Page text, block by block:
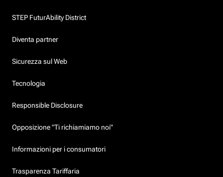
STEP FuturAbility District
Diventa partner
Sicurezza sul Web
Tecnologia
Responsible Disclosure
Opposizione "Ti richiamiamo noi"
Informazioni per i consumatori
Trasparenza Tariffaria